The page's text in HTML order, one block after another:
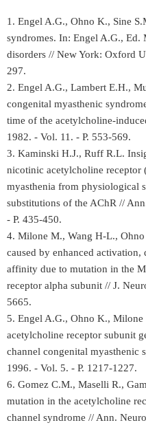
1. Engel A.G., Ohno K., Sine
syndrоmes. In: Engel A.G., Ed.
disorders // New York: Oxford
297.
2. Engel A.G., Lambert E.H.,
congenital myasthenic
time of the acetylcholine-
1982. - Vol. 11. - P. 553-569.
3. Kaminski H.J., Ruff R.L.
nicotinic acetylcholine receptor
myasthenia from physiological
substitutions of the AChR //
- P. 435-450.
4. Milone M., Wang H-L.,
caused by enhanced
affinity due to mutation in the
receptor alpha subunit // J.
5665.
5. Engel A.G., Ohno K.,
acetylcholine receptor subunit
channel congenital myasthenic
1996. - Vol. 5. - P. 1217-1227.
6. Gomez C.M., Maselli R.,
mutation in the acetylcholine
channel syndrоme // Ann.